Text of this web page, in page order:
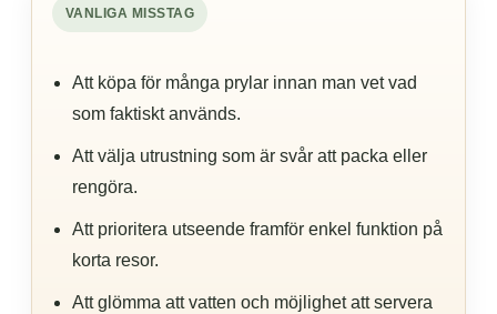
VANLIGA MISSTAG
Att köpa för många prylar innan man vet vad
som faktiskt används.
Att välja utrustning som är svår att packa eller
rengöra.
Att prioritera utseende framför enkel funktion på
korta resor.
Att glömma att vatten och möjlighet att servera